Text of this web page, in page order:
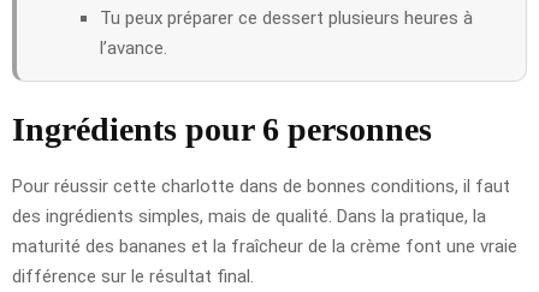
Tu peux préparer ce dessert plusieurs heures à
l’avance.
Ingrédients pour 6 personnes
Pour réussir cette charlotte dans de bonnes conditions, il faut
des ingrédients simples, mais de qualité. Dans la pratique, la
maturité des bananes et la fraîcheur de la crème font une vraie
différence sur le résultat final.